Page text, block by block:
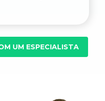
UM ESPECIALISTA